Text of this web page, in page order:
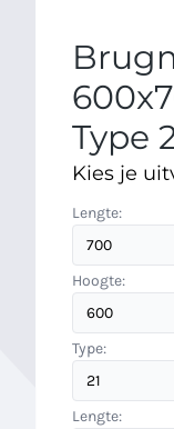
Type
Kies je
Lengte:
Hoogte:
Type:
Lengte: